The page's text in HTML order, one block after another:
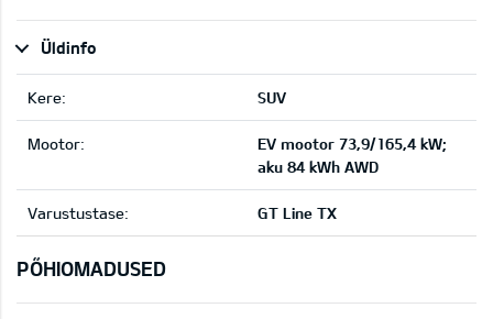
Üldinfo
Kere: SUV
Mootor:
EV mootor 73,9/165,4 kW;
aku 84 kWh AWD
Varustustase: GT Line TX
PÕHIOMADUSED